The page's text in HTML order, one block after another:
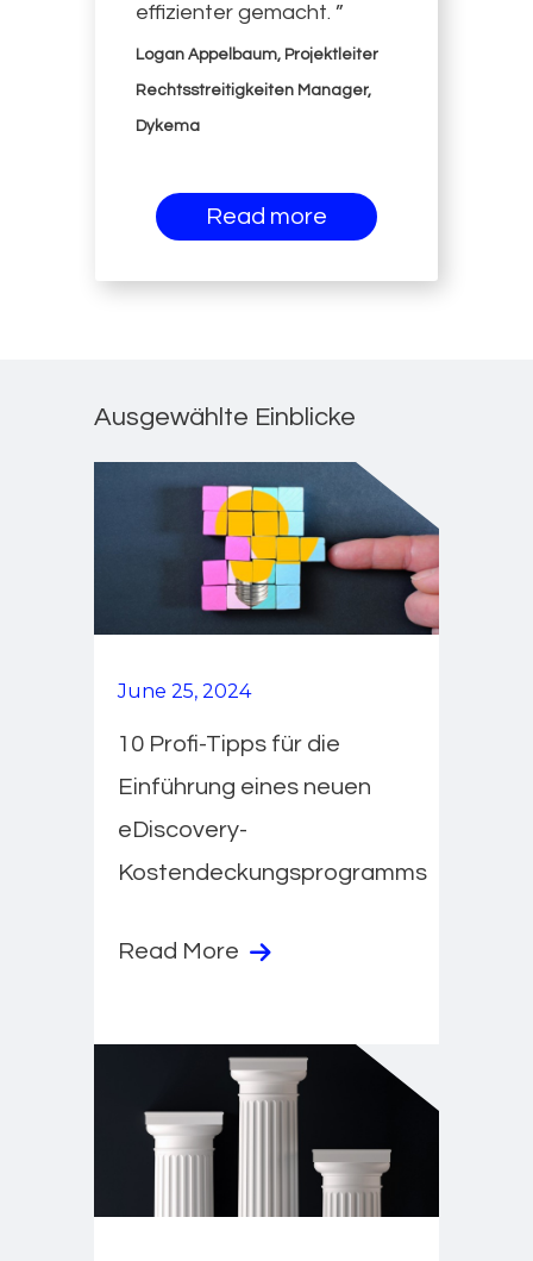
effizienter gemacht. ”
Logan Appelbaum, Projektleiter
Rechtsstreitigkeiten Manager,
Dykema
Read more
Ausgewählte Einblicke
June 25, 2024
10 Profi-Tipps für die
Einführung eines neuen
eDiscovery-
Kostendeckungsprogramms
Read More